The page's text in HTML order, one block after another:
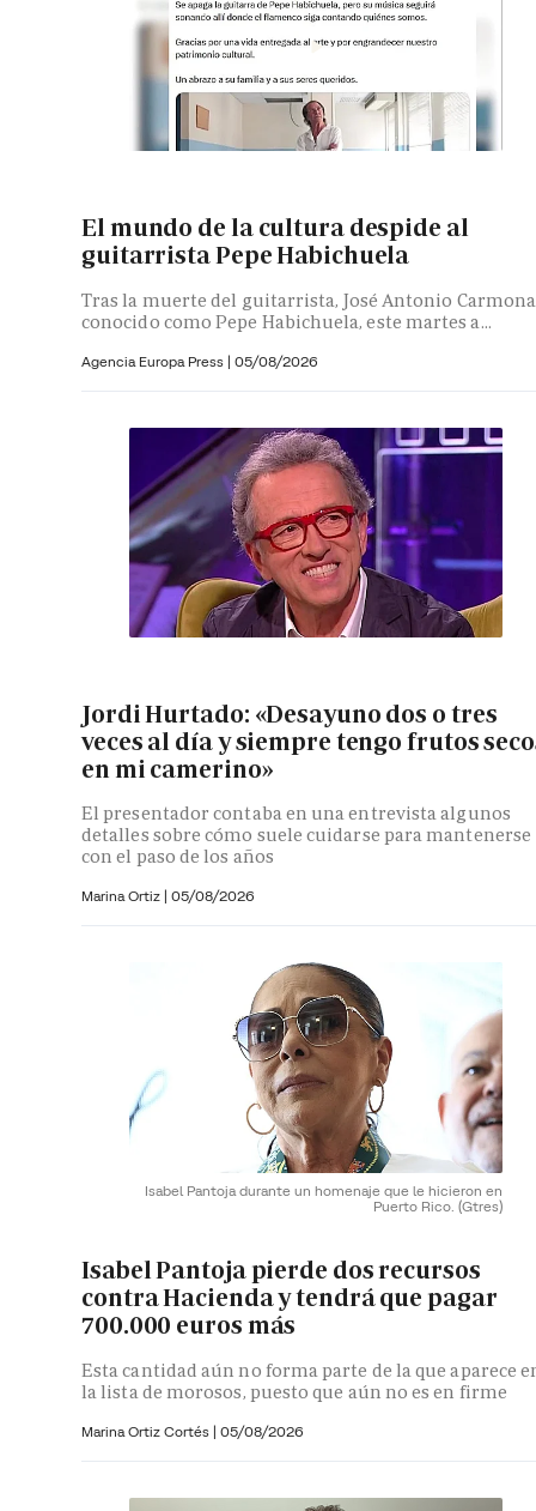
El mundo de la cultura despide al
guitarrista Pepe Habichuela
Tras la muerte del guitarrista, José Antonio
conocido como Pepe Habichuela, este martes a...
Agencia Europa Press | 05/08/2026
Jordi Hurtado: «Desayuno dos o tres
veces al día y siempre tengo frutos
en mi camerino»
El presentador contaba en una entrevista algunos
detalles sobre cómo suele cuidarse para mantenerse
con el paso de los años
Marina Ortiz | 05/08/2026
Isabel Pantoja durante un homenaje que le hicieron en
Puerto Rico. (Gtres)
Isabel Pantoja pierde dos recursos
contra Hacienda y tendrá que pagar
700.000 euros más
Esta cantidad aún no forma parte de la que aparece
la lista de morosos, puesto que aún no es en firme
Marina Ortiz Cortés | 05/08/2026